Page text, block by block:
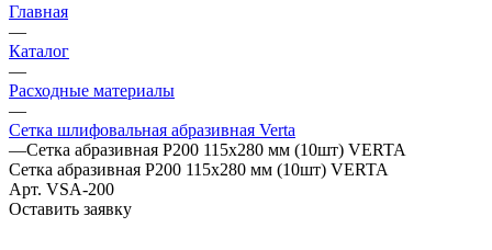
Главная
—
Каталог
—
Расходные материалы
—
Сетка шлифовальная абразивная Verta
—Сетка абразивная Р200 115х280 мм (10шт) VERTA
Сетка абразивная Р200 115х280 мм (10шт) VERTA
Арт. VSA-200
Оставить заявку